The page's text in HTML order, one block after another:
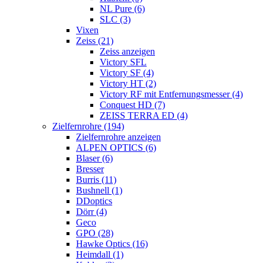
NL Pure (6)
SLC (3)
Vixen
Zeiss (21)
Zeiss anzeigen
Victory SFL
Victory SF (4)
Victory HT (2)
Victory RF mit Entfernungsmesser (4)
Conquest HD (7)
ZEISS TERRA ED (4)
Zielfernrohre (194)
Zielfernrohre anzeigen
ALPEN OPTICS (6)
Blaser (6)
Bresser
Burris (11)
Bushnell (1)
DDoptics
Dörr (4)
Geco
GPO (28)
Hawke Optics (16)
Heimdall (1)